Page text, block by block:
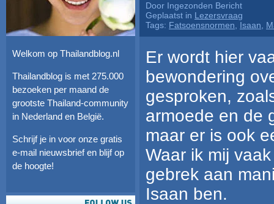
Welkom op Thailandblog.nl
Thailandblog is met 275.000
bezoeken per maand de
grootste Thailand-community
in Nederland en België.
Schrijf je in voor onze gratis
e-mail nieuwsbrief en blijf op
de hoogte!
Door Ingezonden Bericht
Geplaatst in Lezersvraag
Tags: Fatsoensnormen Isaan
Er wordt hier
bewondering
gesproken,
armoede en de
maar er is ook
Waar ik mij
gebrek aan
Isaan ben.